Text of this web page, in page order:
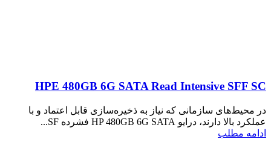
HPE 480GB 6G SATA Read Intensive SFF SC
در محیط‌های سازمانی که نیاز به ذخیره‌سازی قابل اعتماد و با
عملکرد بالا دارند، درایو HP 480GB 6G SATA فشرده SF...
ادامه مطلب